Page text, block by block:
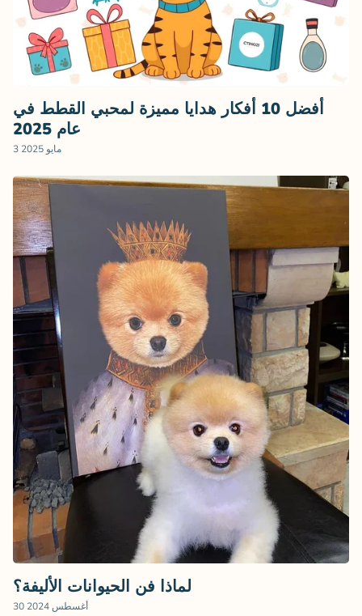
أفضل 10 أفكار هدايا مميزة لمحبي القطط في
عام 2025
3 مايو 2025
لماذا فن الحيوانات الأليفة؟
30 أغسطس 2024